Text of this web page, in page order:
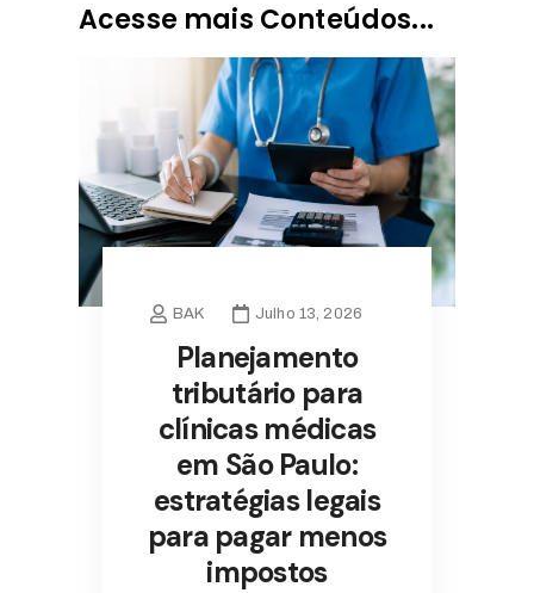
Acesse mais Conteúdos...
BAK Julho 13, 2026
Planejamento
tributário para
clínicas médicas
em São Paulo:
estratégias legais
para pagar menos
impostos